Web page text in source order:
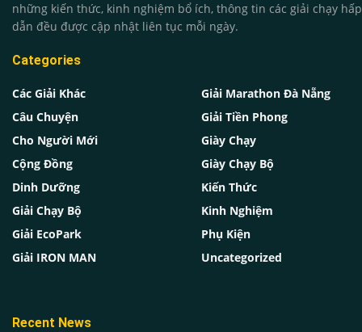
những kiến thức, kinh nghiệm bổ ích, thông tin các giải chạy hấp
dẫn đều được cập nhật liên tục mỗi ngày.
Categories
Các Giải Khác
Câu Chuyện
Cho Người Mới
Cộng Đồng
Dinh Dưỡng
Giải Chạy Bộ
Giải EcoPark
Giải IRON MAN
Giải Marathon Đà Nẵng
Giải Tiền Phong
Giày Chạy
Giày Chạy Bộ
Kiến Thức
Kinh Nghiệm
Phụ Kiện
Uncategorized
Recent News